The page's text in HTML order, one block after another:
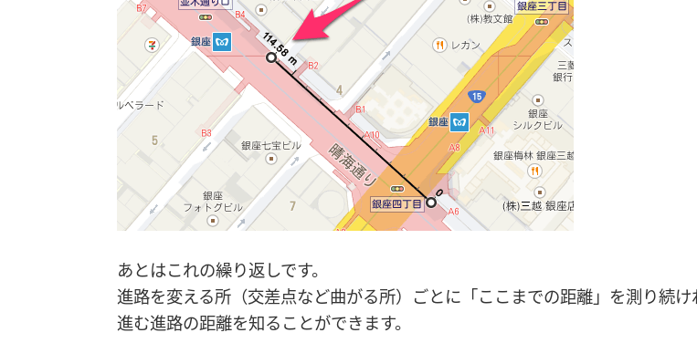
あとはこれの繰り返しです。
進路を変える所（交差点など曲がる所）ごとに「ここまでの距離」を測り続
進む進路の距離を知ることができます。